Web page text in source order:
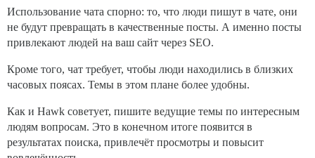
Использование чата спорно: то, что люди пишут в чате, они
не будут превращать в качественные посты. А именно посты
привлекают людей на ваш сайт через SEO.
Кроме того, чат требует, чтобы люди находились в близких
часовых поясах. Темы в этом плане более удобны.
Как и Hawk советует, пишите ведущие темы по интересным
людям вопросам. Это в конечном итоге появится в
результатах поиска, привлечёт просмотры и повысит